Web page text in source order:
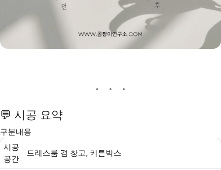
💬 시공 요약
구분내용
시공
공간
드레스룸 겸 창고, 커튼박스